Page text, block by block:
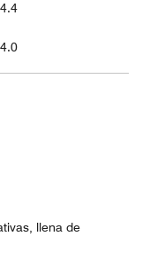
4.4
4.0
llena de